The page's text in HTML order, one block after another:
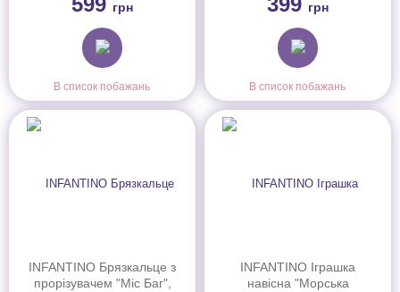
грн
В список побажань
грн
В список побажань
INFANTINO Брязкальце з
прорізувачем "Міс Баг",
INFANTINO Іграшка
навісна "Морська